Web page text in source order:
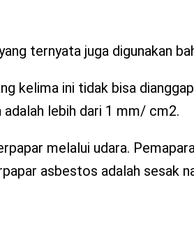
ternyata juga digunakan
kelima ini tidak bisa
adalah lebih dari 1 mm/ cm2.
melalui udara.
asbestos adalah sesak